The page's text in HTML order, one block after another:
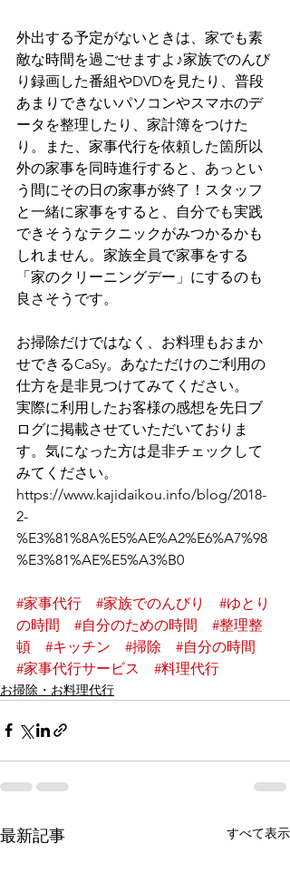
外出する予定がないときは、家でも素
敵な時間を過ごせますよ♪家族でのんび
り録画した番組やDVDを見たり、普段
あまりできないパソコンやスマホのデ
ータを整理したり、家計簿をつけた
り。また、家事代行を依頼した箇所以
外の家事を同時進行すると、あっとい
う間にその日の家事が終了！スタッフ
と一緒に家事をすると、自分でも実践
できそうなテクニックがみつかるかも
しれません。家族全員で家事をする
「家のクリーニングデー」にするのも
良さそうです。
お掃除だけではなく、お料理もおまか
せできるCaSy。あなただけのご利用の
仕方を是非見つけてみてください。
実際に利用したお客様の感想を先日ブ
ログに掲載させていただいておりま
す。気になった方は是非チェックして
みてください。
https://www.kajidaikou.info/blog/2018-
2-
%E3%81%8A%E5%AE%A2%E6%A7%98
%E3%81%AE%E5%A3%B0
#家事代行 #家族でのんびり
#ゆとり
の時間
#自分のための時間
#整理整
頓
#キッチン #掃除
#自分の時間
#家事代行サービス
#料理代行
お掃除・お料理代行
最新記事 すべて表示